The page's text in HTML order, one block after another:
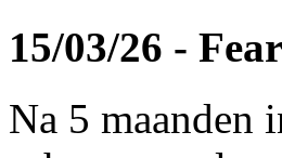
15/03/26 -
Na 5 maanden